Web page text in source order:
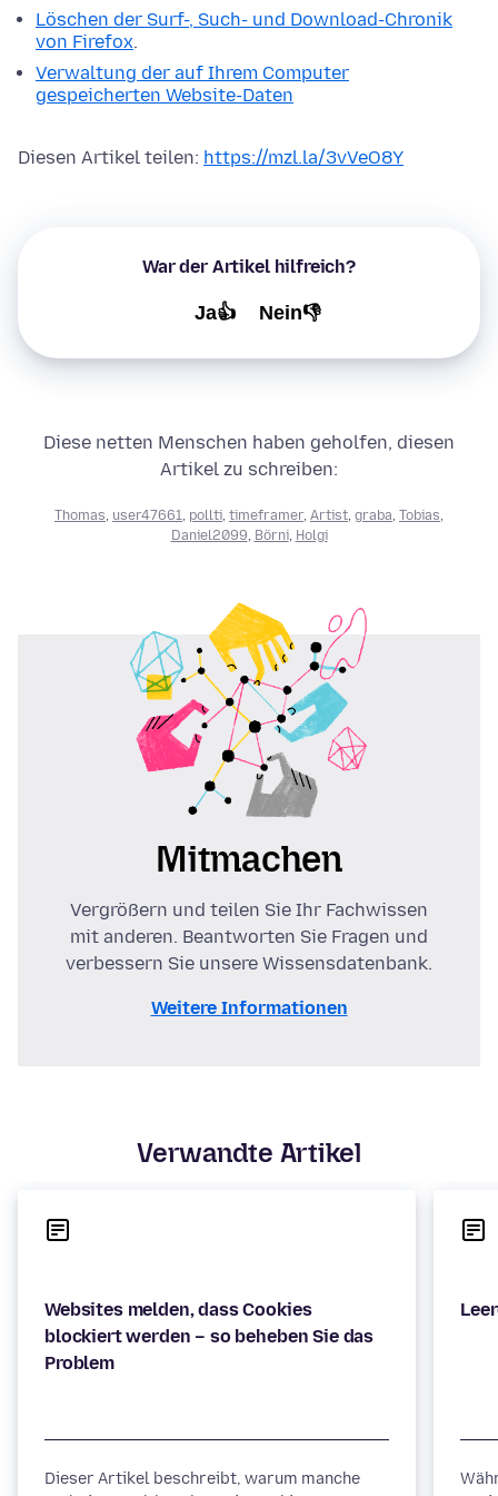
Löschen der Surf-, Such- und Download-Chronik
von Firefox.
Verwaltung der auf Ihrem Computer
gespeicherten Website-Daten
Diesen Artikel teilen: https://mzl.la/3vVeO8Y
War der Artikel hilfreich?
Ja👍 Nein👎
Diese netten Menschen haben geholfen, diesen
Artikel zu schreiben:
Thomas user47661 pollti timeframer, Artist graba Tobias
Daniel2099 Börni, Holgi
Mitmachen
Vergrößern und teilen Sie Ihr Fachwissen
mit anderen. Beantworten Sie Fragen und
verbessern Sie unsere Wissensdatenbank.
Weitere Informationen
Verwandte Artikel
Websites melden, dass Cookies
blockiert werden – so beheben Sie das
Problem
Dieser Artikel beschreibt, warum manche